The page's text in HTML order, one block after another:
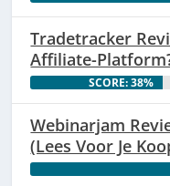
Tradetracker
Affiliate-
SCORE: 38%
Webinarjam
(Lees Voor Je